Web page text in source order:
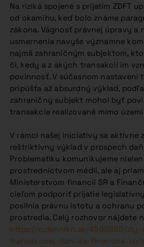
Na riziká spojené s prijatím ZDFT
od okamihu, keď bolo známe
zákona. Vágnosť právnej úpravy a
usmernenia navyše významne
najmä zahraničným subjektom,
či, kedy a z akých transakcií im
povinnosť. V súčasnom nastavení
pripúšťa až absurdný výklad,
zahraničný subjekt mohol byť
transakcie realizované mimo
V rámci našej iniciatívy sa aktívne
reštriktívny výklad v prospech
Problematiku komunikujeme nielen
prostredníctvom médií, ale aj
Ministerstvom financií SR a
cieľom podporiť prijatie
posilnia právnu istotu a ochranu
prostredia. Celý rozhovor nájdete
https://e.dennikn.sk/4599885/zly-
transakcnej-dani-sa-financna-